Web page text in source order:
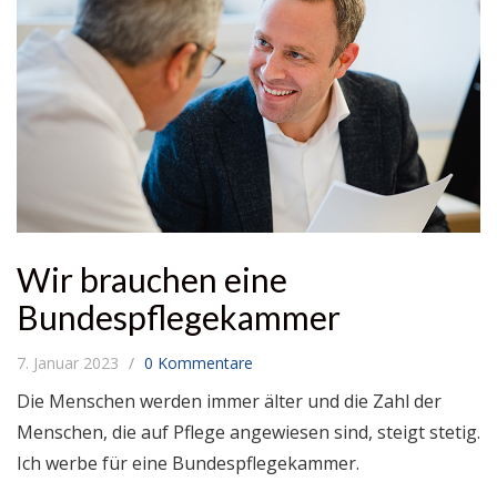
Wir brauchen eine
Bundespflegekammer
7. Januar 2023 0 Kommentare
Die Menschen werden immer älter und die Zahl der
Menschen, die auf Pflege angewiesen sind, steigt stetig.
Ich werbe für eine Bundespflegekammer.